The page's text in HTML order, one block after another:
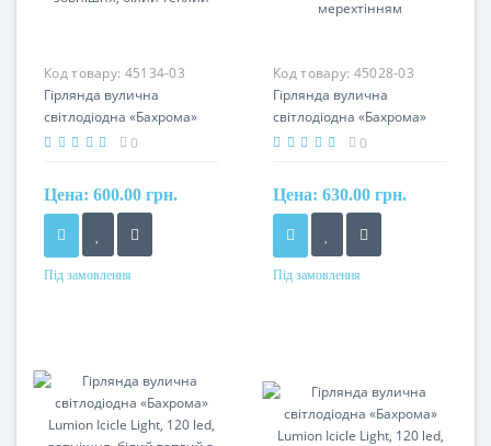
Код товару: 45134-03
Гірлянда вулична
світлодіодна «Бахрома»
Lumion Icicle Light, 120 led,
0
Цена: 600.00 грн.
Під замовлення
Код товару: 45028-03
Гірлянда вулична
світлодіодна «Бахрома»
Lumion Icicle Light, 120 led,
0
Цена: 630.00 грн.
Під замовлення